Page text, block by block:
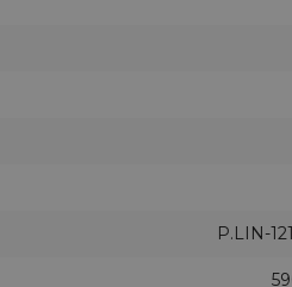
P.LIN-